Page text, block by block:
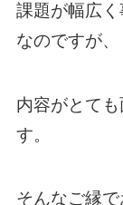
課題が幅広
なのですが、
内容がとて
す。
そんなご縁